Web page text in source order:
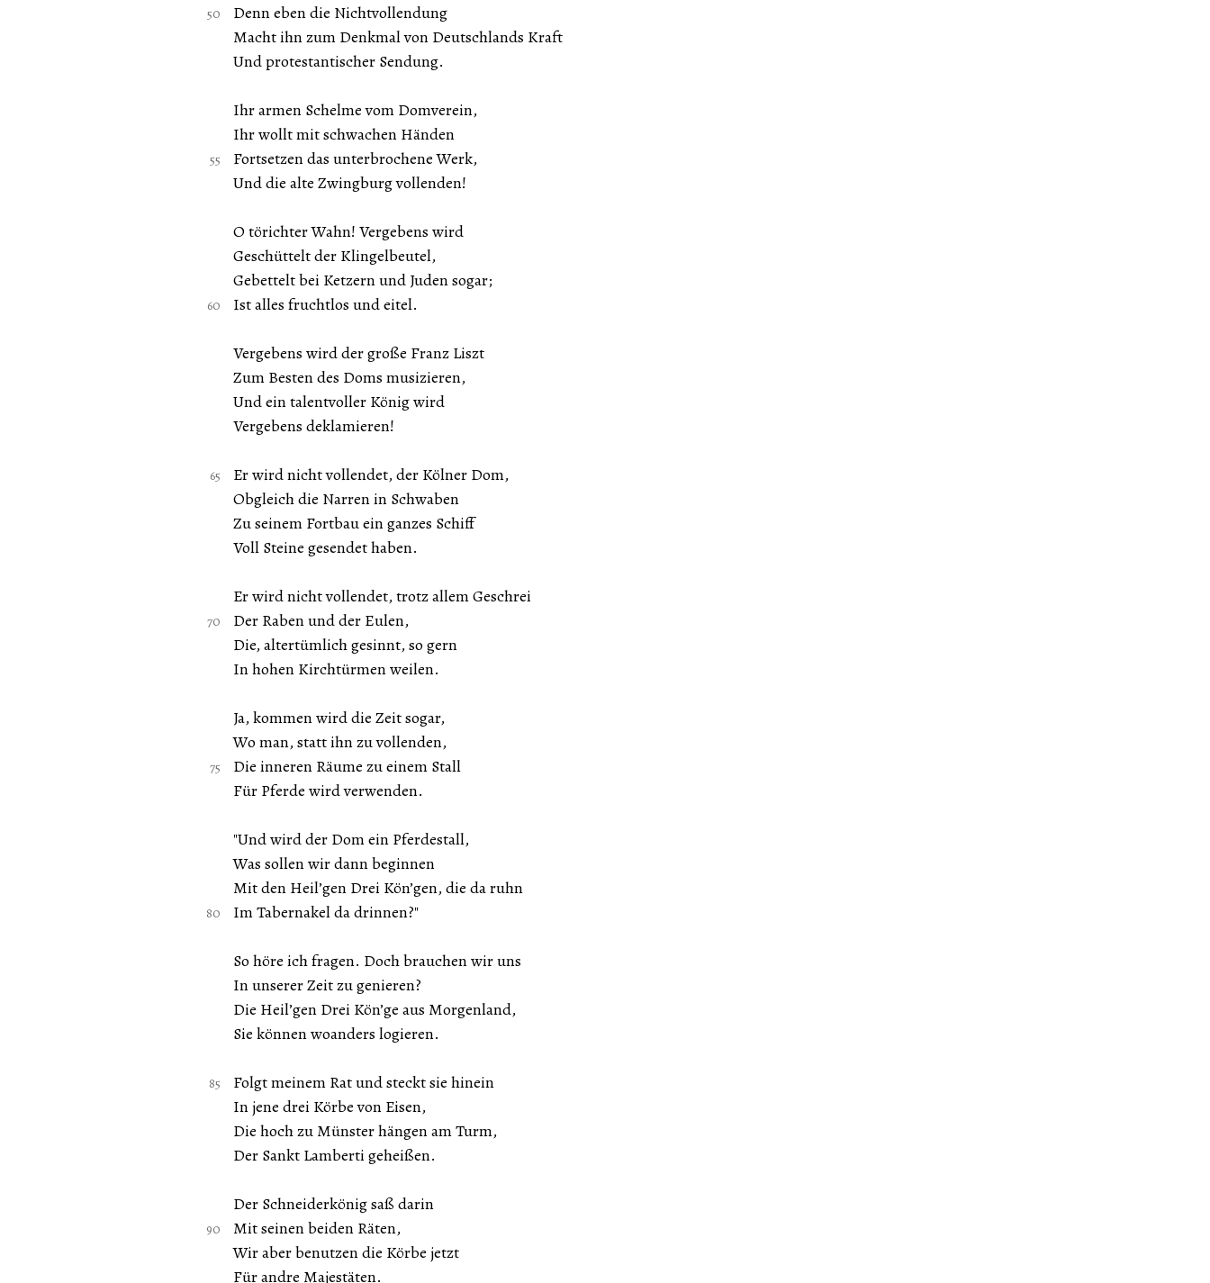
Denn eben die Nichtvollendung
Macht ihn zum Denkmal von Deutschlands Kraft
Und protestantischer Sendung.
Ihr armen Schelme vom Domverein,
Ihr wollt mit schwachen Händen
Fortsetzen das unterbrochene Werk,
Und die alte Zwingburg vollenden!
O törichter Wahn! Vergebens wird
Geschüttelt der Klingelbeutel,
Gebettelt bei Ketzern und Juden sogar;
Ist alles fruchtlos und eitel.
Vergebens wird der große Franz Liszt
Zum Besten des Doms musizieren,
Und ein talentvoller König wird
Vergebens deklamieren!
Er wird nicht vollendet, der Kölner Dom,
Obgleich die Narren in Schwaben
Zu seinem Fortbau ein ganzes Schiff
Voll Steine gesendet haben.
Er wird nicht vollendet, trotz allem Geschrei
Der Raben und der Eulen,
Die, altertümlich gesinnt, so gern
In hohen Kirchtürmen weilen.
Ja, kommen wird die Zeit sogar,
Wo man, statt ihn zu vollenden,
Die inneren Räume zu einem Stall
Für Pferde wird verwenden.
"Und wird der Dom ein Pferdestall,
Was sollen wir dann beginnen
Mit den Heil’gen Drei Kön’gen, die da ruhn
Im Tabernakel da drinnen?"
So höre ich fragen. Doch brauchen wir uns
In unserer Zeit zu genieren?
Die Heil’gen Drei Kön’ge aus Morgenland,
Sie können woanders logieren.
Folgt meinem Rat und steckt sie hinein
In jene drei Körbe von Eisen,
Die hoch zu Münster hängen am Turm,
Der Sankt Lamberti geheißen.
Der Schneiderkönig saß darin
Mit seinen beiden Räten,
Wir aber benutzen die Körbe jetzt
Für andre Majestäten.